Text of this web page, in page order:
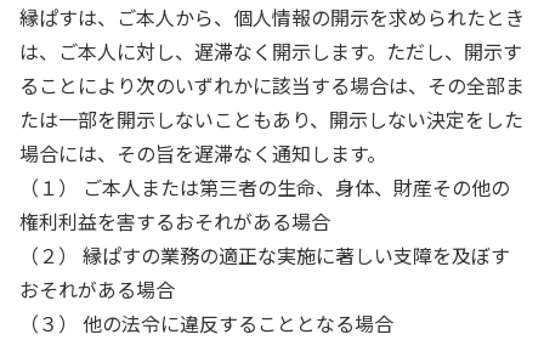
縁ぱすは、ご本人から、個人情報の開示を求められたとき
は、ご本人に対し、遅滞なく開示します。ただし、開示す
ることにより次のいずれかに該当する場合は、その全部ま
たは一部を開示しないこともあり、開示しない決定をした
場合には、その旨を遅滞なく通知します。
（１） ご本人または第三者の生命、身体、財産その他の
権利利益を害するおそれがある場合
（２） 縁ぱすの業務の適正な実施に著しい支障を及ぼす
おそれがある場合
（３） 他の法令に違反することとなる場合